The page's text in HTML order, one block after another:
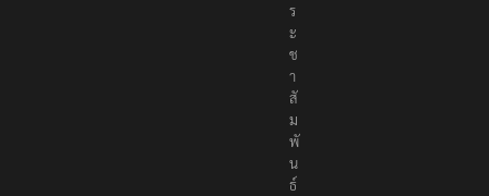
ร
ะ
ช
า
สั
ม
พั
น
ธ์